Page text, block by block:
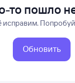
то пошло
исправим.
Обновить